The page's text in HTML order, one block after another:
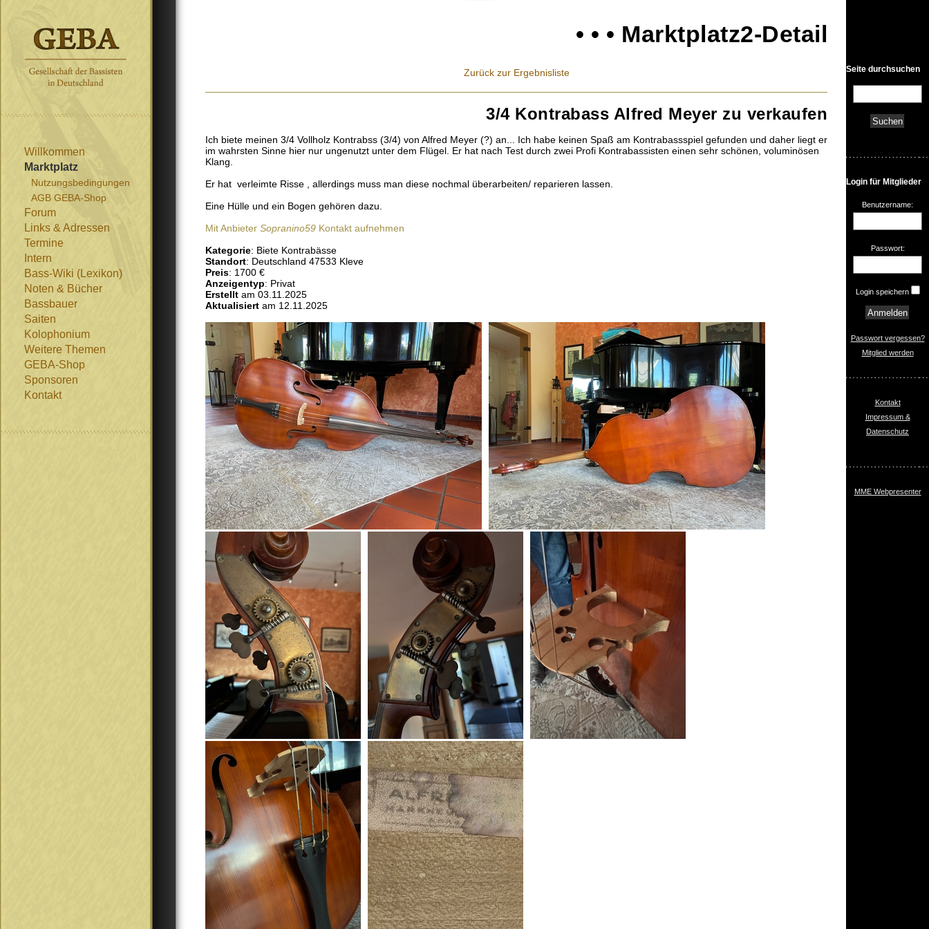
Willkommen
Marktplatz
Nutzungsbedingungen
AGB GEBA-Shop
Forum
Links & Adressen
Termine
Intern
Bass-Wiki (Lexikon)
Noten & Bücher
Bassbauer
Saiten
Kolophonium
Weitere Themen
GEBA-Shop
Sponsoren
Kontakt
Seite durchsuchen
Login für Mitglieder
Benutzername:
Passwort:
Login speichern
Passwort vergessen?
Mitglied werden
Kontakt
Impressum &
Datenschutz
MME Webpresenter
• • • Marktplatz2-Detail
Zurück zur Ergebnisliste
3/4 Kontrabass Alfred Meyer zu verkaufen
Ich biete meinen 3/4 Vollholz Kontrabss (3/4) von Alfred Meyer (?) an... Ich habe keinen Spaß am Kontrabassspiel gefunden und daher liegt er
im wahrsten Sinne hier nur ungenutzt unter dem Flügel. Er hat nach Test durch zwei Profi Kontrabassisten einen sehr schönen, voluminösen
Klang.
Er hat verleimte Risse , allerdings muss man diese nochmal überarbeiten/ reparieren lassen.
Eine Hülle und ein Bogen gehören dazu.
Mit Anbieter Sopranino59 Kontakt aufnehmen
Kategorie: Biete Kontrabässe
Standort: Deutschland 47533 Kleve
Preis: 1700 €
Anzeigentyp: Privat
Erstellt am 03.11.2025
Aktualisiert am 12.11.2025